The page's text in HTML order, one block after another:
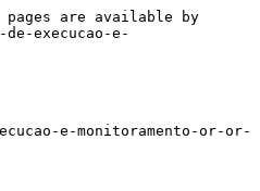
are available by
execucao-e-
e-monitoramento-or-or-